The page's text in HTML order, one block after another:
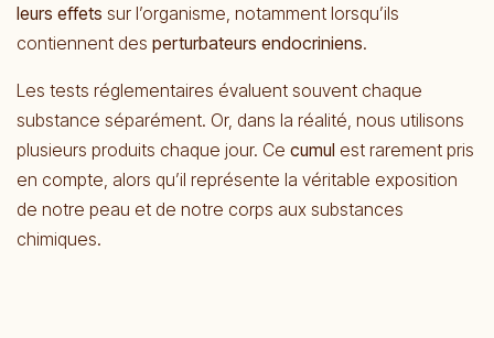
leurs effets sur l’organisme, notamment lorsqu’ils
contiennent des perturbateurs endocriniens.
Les tests réglementaires évaluent souvent chaque
substance séparément. Or, dans la réalité, nous utilisons
plusieurs produits chaque jour. Ce cumul est rarement pris
en compte, alors qu’il représente la véritable exposition
de notre peau et de notre corps aux substances
chimiques.